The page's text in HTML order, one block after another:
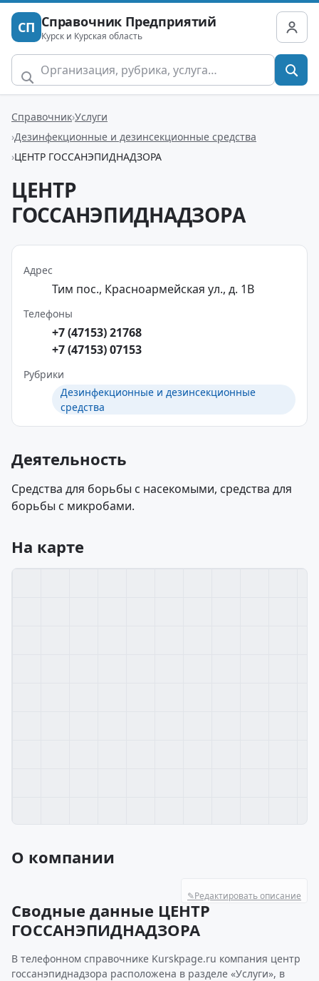
СП Справочник Предприятий
Курск и Курская область
Справочник Услуги
Дезинфекционные и дезинсекционные средства
ЦЕНТР ГОССАНЭПИДНАДЗОРА
ЦЕНТР
ГОССАНЭПИДНАДЗОРА
Адрес
Тим пос., Красноармейская ул., д. 1В
Телефоны
+7 (47153) 21768
+7 (47153) 07153
Рубрики
Дезинфекционные и дезинсекционные
средства
Деятельность
Средства для борьбы с насекомыми, средства для
борьбы с микробами.
На карте
О компании
✎Редактировать описание
Сводные данные ЦЕНТР
ГОССАНЭПИДНАДЗОРА
В телефонном справочнике Kurskpage.ru компания центр
госсанэпиднадзора расположена в разделе «Услуги», в